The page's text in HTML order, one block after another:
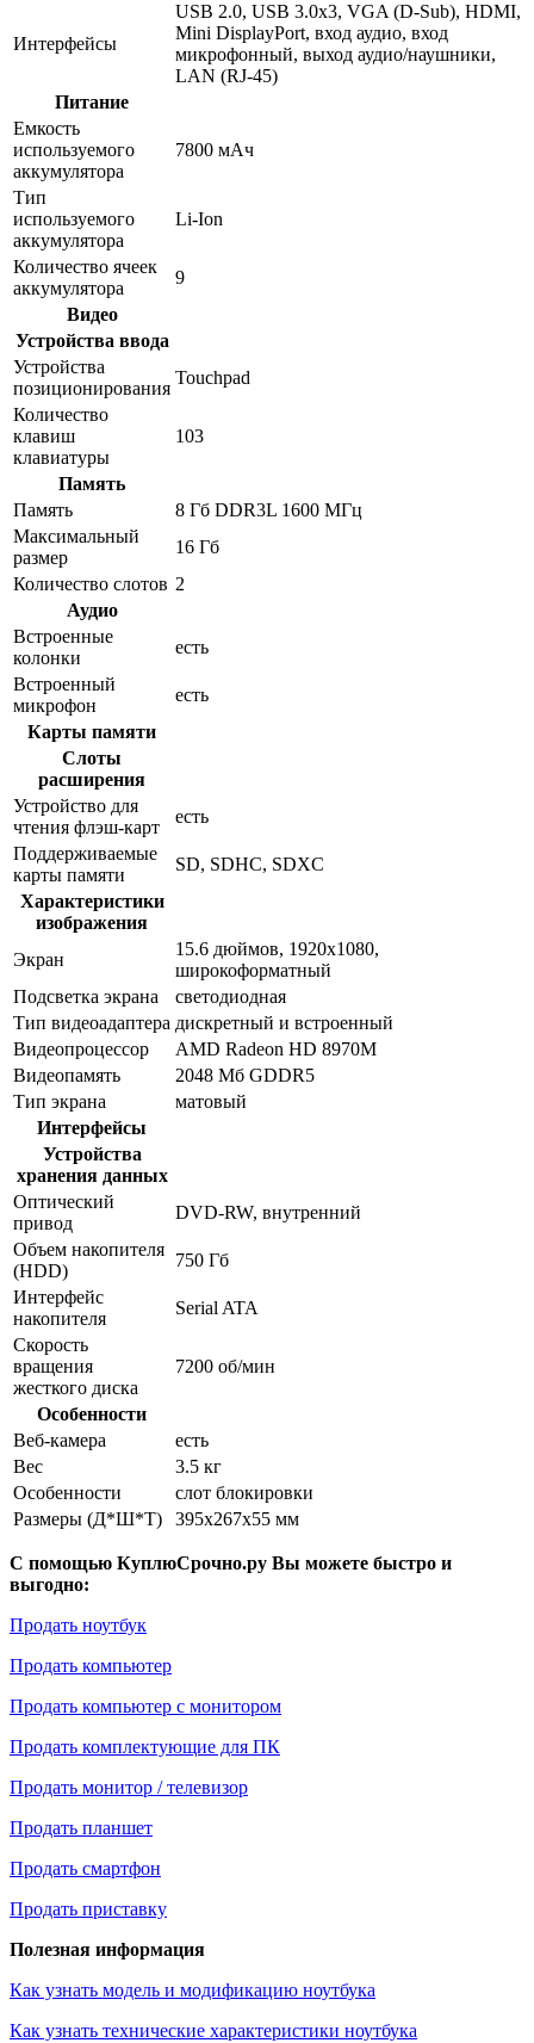
Интерфейсы
USB 2.0, USB 3.0x3, VGA (D-Sub), HDMI,
Mini DisplayPort, вход аудио, вход
микрофонный, выход аудио/наушники,
LAN (RJ-45)
Питание
Емкость
используемого
аккумулятора
7800 мАч
Тип
используемого
аккумулятора
Li-Ion
Количество ячеек
аккумулятора
9
Видео
Устройства ввода
Устройства
позиционирования
Touchpad
Количество
клавиш
клавиатуры
103
Память
Память
8 Гб DDR3L 1600 МГц
Максимальный
размер
16 Гб
Количество слотов 2
Аудио
Встроенные
колонки
есть
Встроенный
микрофон
есть
Карты памяти
Слоты
расширения
Устройство для
чтения флэш-карт
есть
Поддерживаемые
карты памяти
SD, SDHC, SDXC
Характеристики
изображения
Экран
15.6 дюймов, 1920x1080,
широкоформатный
Подсветка экрана
светодиодная
Тип видеоадаптера дискретный и встроенный
Видеопроцессор
AMD Radeon HD 8970M
Видеопамять
2048 Мб GDDR5
Тип экрана
матовый
Интерфейсы
Устройства
хранения данных
Оптический
привод
DVD-RW, внутренний
Объем накопителя
(HDD)
750 Гб
Интерфейс
накопителя
Serial ATA
Скорость
вращения
жесткого диска
7200 об/мин
Особенности
Веб-камера
есть
Вес
3.5 кг
Особенности
слот блокировки
Размеры (Д*Ш*Т)
395x267x55 мм
С помощью КуплюСрочно.ру Вы можете быстро и
выгодно:
Продать ноутбук
Продать компьютер
Продать компьютер с монитором
Продать комплектующие для ПК
Продать монитор / телевизор
Продать планшет
Продать смартфон
Продать приставку
Полезная информация
Как узнать модель и модификацию ноутбука
Как узнать технические характеристики ноутбука